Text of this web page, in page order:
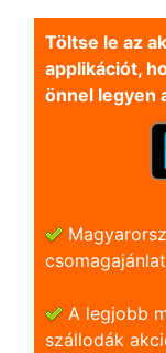
Töltse le az
applikációt,
önnel legyen
A legjobb
szállodák